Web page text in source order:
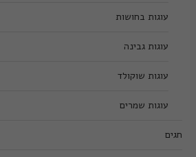
עוגות בחושות
עוגות גבינה
עוגות שוקולד
עוגות שמרים
חגים